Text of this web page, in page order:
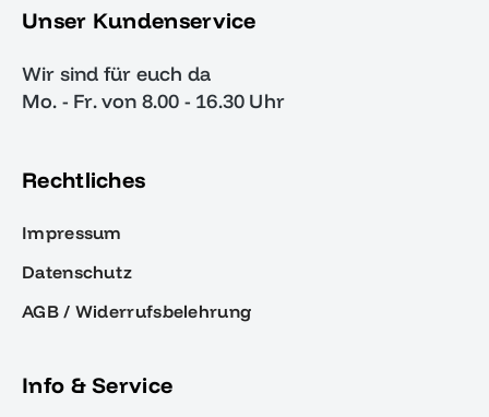
Unser Kundenservice
Wir sind für euch da
Mo. - Fr. von 8.00 - 16.30 Uhr
Rechtliches
Impressum
Datenschutz
AGB / Widerrufsbelehrung
Info & Service